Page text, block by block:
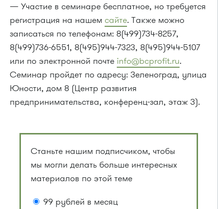
— Участие в семинаре бесплатное, но требуется
регистрация на нашем сайте. Также можно
записаться по телефонам: 8(499)734-8257,
8(499)736-6551, 8(495)944-7323, 8(495)944-5107
или по электронной почте info@bcprofit.ru.
Семинар пройдет по адресу: Зеленоград, улица
Юности, дом 8 (Центр развития
предпринимательства, конференц-зал, этаж 3).
Станьте нашим подписчиком, чтобы
мы могли делать больше интересных
материалов по этой теме
99 рублей в месяц